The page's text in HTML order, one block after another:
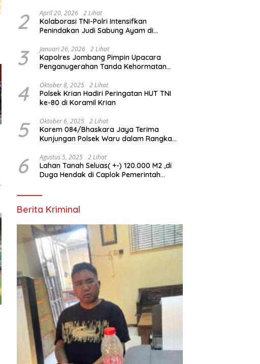
2 April 20, 2026 2 Lihat
Kolaborasi TNI-Polri Intensifkan
Penindakan Judi Sabung Ayam di
3 Januari 26, 2026 2 Lihat
Kapolres Jombang Pimpin Upacara
Penganugerahan Tanda Kehormatan
Polri
4 Oktober 8, 2025 2 Lihat
Polsek Krian Hadiri Peringatan HUT TNI
ke-80 di Koramil Krian
5 Oktober 6, 2025 2 Lihat
Korem 084/Bhaskara Jaya Terima
Kunjungan Polsek Waru dalam Rangka
6 Agustus 5, 2025 2 Lihat
Lahan Tanah Seluas( +-) 120.000 M2 ,di
Duga Hendak di Caplok Pemerintah
Berita Kriminal